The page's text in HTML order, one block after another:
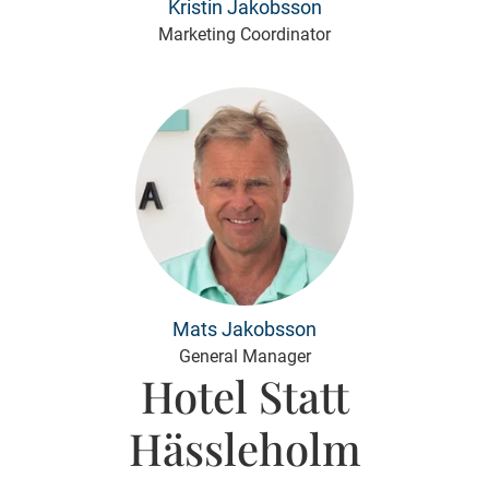
Kristin Jakobsson
Marketing Coordinator
Mats Jakobsson
General Manager
Hotel Statt
Hässleholm